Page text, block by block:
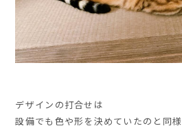
デザインの打合せは
設備でも色や形を決めていたのと同様